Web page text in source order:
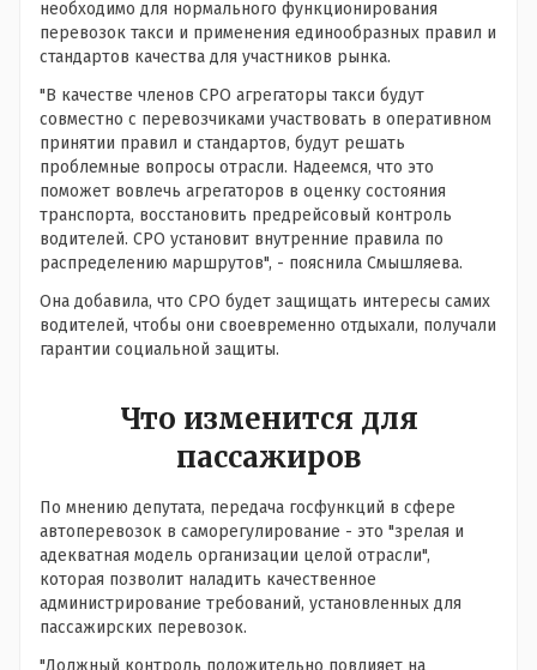
необходимо для нормального функционирования
перевозок такси и применения единообразных правил и
стандартов качества для участников рынка.
"В качестве членов СРО агрегаторы такси будут
совместно с перевозчиками участвовать в оперативном
принятии правил и стандартов, будут решать
проблемные вопросы отрасли. Надеемся, что это
поможет вовлечь агрегаторов в оценку состояния
транспорта, восстановить предрейсовый контроль
водителей. СРО установит внутренние правила по
распределению маршрутов", - пояснила Смышляева.
Она добавила, что СРО будет защищать интересы самих
водителей, чтобы они своевременно отдыхали, получали
гарантии социальной защиты.
Что изменится для
пассажиров
По мнению депутата, передача госфункций в сфере
автоперевозок в саморегулирование - это "зрелая и
адекватная модель организации целой отрасли",
которая позволит наладить качественное
администрирование требований, установленных для
пассажирских перевозок.